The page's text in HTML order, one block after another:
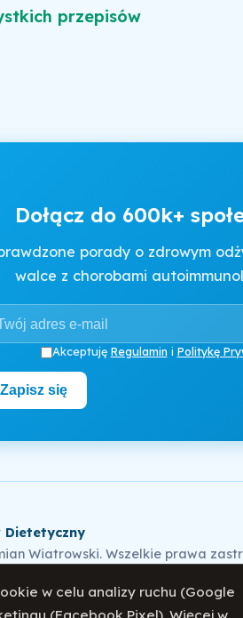
przepisów
Dołącz do 600k+
porady o zdrowym
walce z chorobami
Akceptuję Regulamin i Politykę
Zapisz się
Wiatrowski. Wszelkie prawa
w celu analizy ruchu (Google